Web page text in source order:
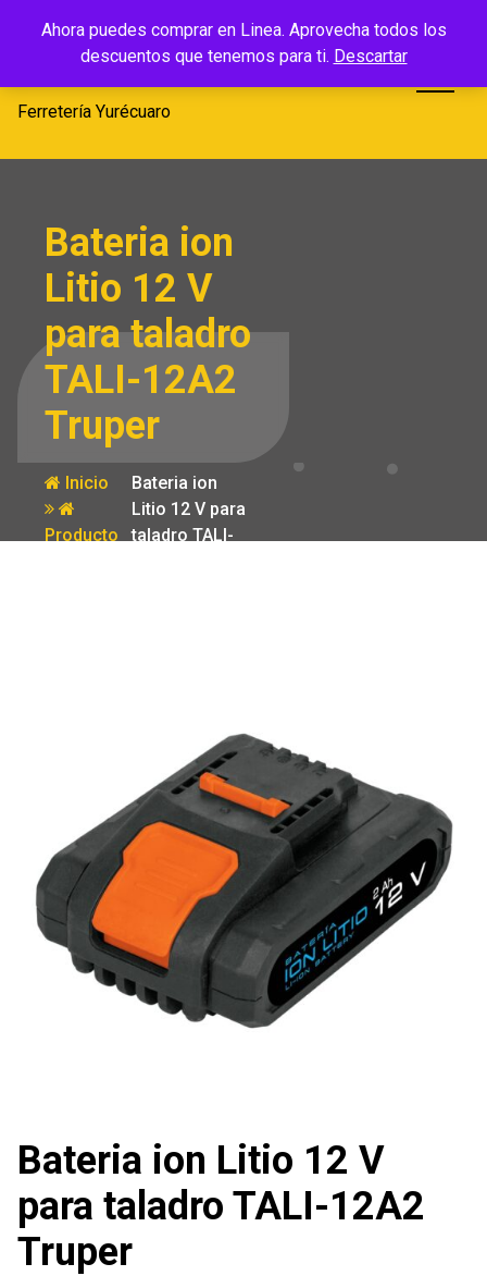
Ahora puedes comprar en Linea. Aprovecha todos los
descuentos que tenemos para ti. Descartar
Ferretería
Yurécuaro
Ferretería Yurécuaro
Bateria ion
Litio 12 V
para taladro
TALI-12A2
Truper
Inicio
Producto
Bateria ion
Litio 12 V para
taladro TALI-
Bateria ion Litio 12 V
para taladro TALI-12A2
Truper